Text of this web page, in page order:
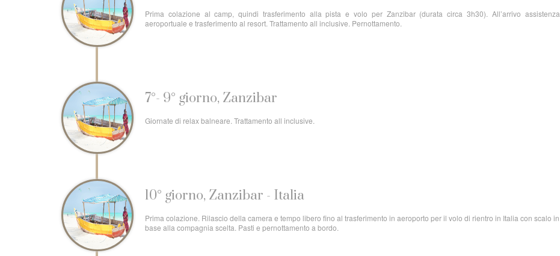
Prima colazione al camp, quindi trasferimento alla pista e volo per Zanzibar (durata circa 3h30). All’arrivo assistenza
aeroportuale e trasferimento al resort. Trattamento all inclusive. Pernottamento.
7°- 9° giorno, Zanzibar
Giornate di relax balneare. Trattamento all inclusive.
10° giorno, Zanzibar - Italia
Prima colazione. Rilascio della camera e tempo libero fino al trasferimento in aeroporto per il volo di rientro in Italia con scalo in
base alla compagnia scelta. Pasti e pernottamento a bordo.